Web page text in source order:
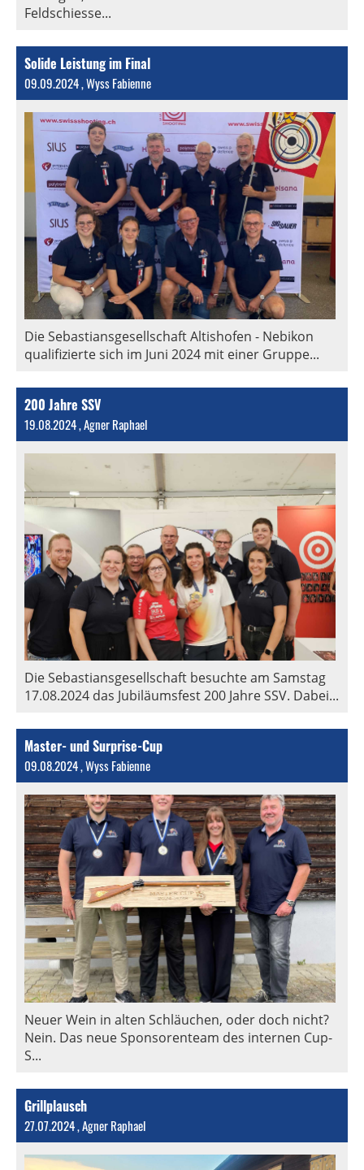
Feldschiesse...
Solide Leistung im Final
09.09.2024, Wyss Fabienne
Die Sebastiansgesellschaft Altishofen - Nebikon
qualifizierte sich im Juni 2024 mit einer Gruppe...
200 Jahre SSV
19.08.2024, Agner Raphael
Die Sebastiansgesellschaft besuchte am Samstag
17.08.2024 das Jubiläumsfest 200 Jahre SSV. Dabei...
Master- und Surprise-Cup
09.08.2024, Wyss Fabienne
Neuer Wein in alten Schläuchen, oder doch nicht?
Nein. Das neue Sponsorenteam des internen Cup-
S...
Grillplausch
27.07.2024, Agner Raphael